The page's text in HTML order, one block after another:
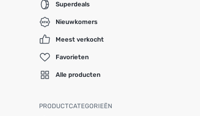
Superdeals
Nieuwkomers
Meest verkocht
Favorieten
Alle producten
PRODUCTCATEGORIEËN